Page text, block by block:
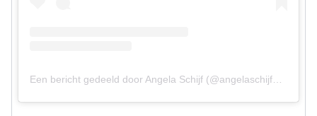
Een bericht gedeeld door Angela Schijf (@angelaschijfofficial)